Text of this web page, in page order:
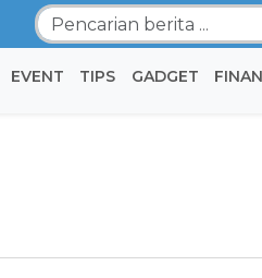
EVENT TIPS GADGET